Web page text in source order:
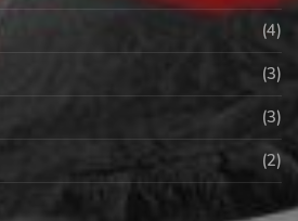
(4)
(3)
(3)
(2)